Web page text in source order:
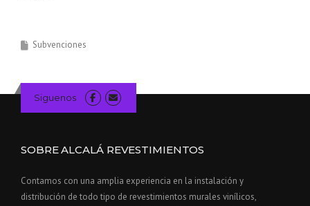
Subvenciones
Siguenos
SOBRE ALCALÁ REVESTIMIENTOS
Contamos con una amplia experiencia en la instalación y
distribución de todo tipo de revestimientos murales vinílicos,